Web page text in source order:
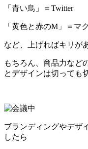
「青い鳥」＝Twitter
「黄色と赤のM」＝マ
など、上げればキリが
もちろん、商品力など
とデザインは切っても
ブランディングやデザ
したら